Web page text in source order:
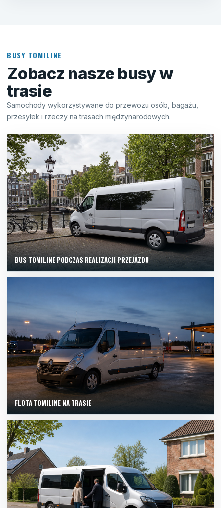
BUSY TOMILINE
Zobacz nasze busy w
trasie
Samochody wykorzystywane do przewozu osób, bagażu,
przesyłek i rzeczy na trasach międzynarodowych.
BUS TOMILINE PODCZAS REALIZACJI PRZEJAZDU
FLOTA TOMILINE NA TRASIE